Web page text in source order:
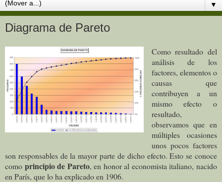
▼
Diagrama de Pareto
Como resultado del
análisis de los
factores, elementos o
causas que
contribuyen a un
mismo efecto o
resultado,
observamos que en
múltiples ocasiones
unos pocos factores
son responsables de la mayor parte de dicho efecto. Esto se conoce
como principio de Pareto, en honor al economista italiano, nacido
en París, que lo ha explicado en 1906.